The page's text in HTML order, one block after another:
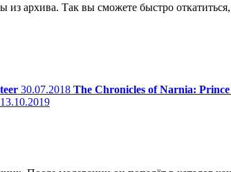
архива. Так вы сможете быстро
30.07.2018 The Chronicles of Narnia: Prince
13.10.2019